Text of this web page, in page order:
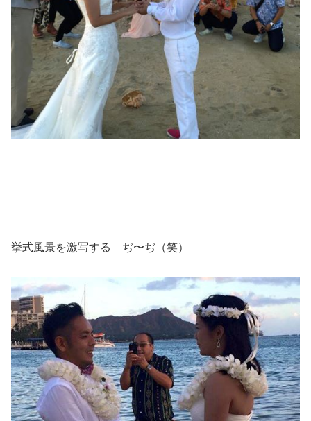
挙式風景を激写する ぢ〜ぢ（笑）